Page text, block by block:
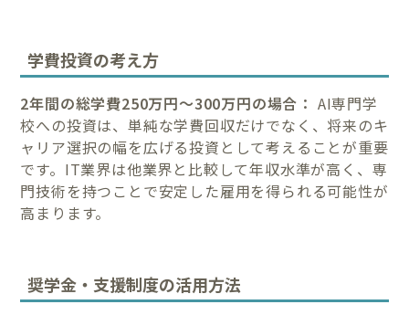
学費投資の考え方
2年間の総学費250万円～300万円の場合： AI専門学
校への投資は、単純な学費回収だけでなく、将来のキ
ャリア選択の幅を広げる投資として考えることが重要
です。IT業界は他業界と比較して年収水準が高く、専
門技術を持つことで安定した雇用を得られる可能性が
高まります。
奨学金・支援制度の活用方法